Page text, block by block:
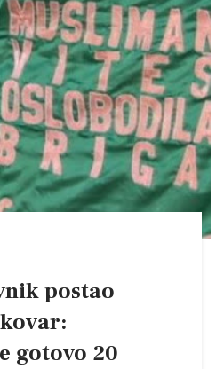
postao
gotovo 20